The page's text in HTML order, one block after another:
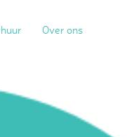
Over ons